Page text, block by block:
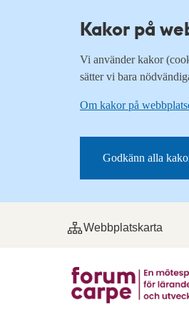
Kakor på
Vi använder kakor
sätter vi bara
Om kakor på
Godkänn alla
Webbplatskarta